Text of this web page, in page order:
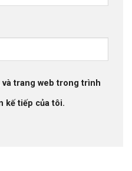
và trang web trong trình
kế tiếp của tôi.